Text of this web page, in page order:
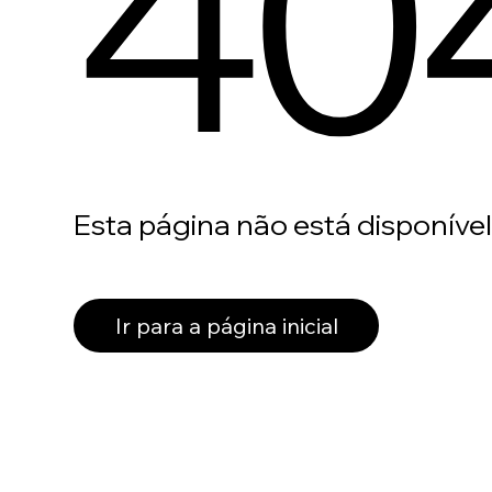
Esta página não está
Ir para a página inicial